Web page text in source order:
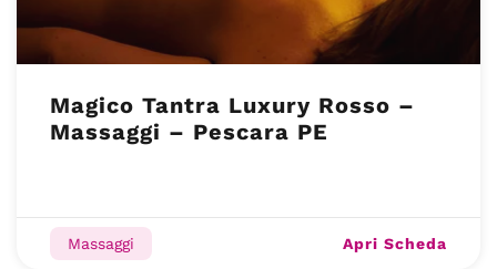
Magico Tantra Luxury Rosso –
Massaggi – Pescara PE
Massaggi Apri Scheda